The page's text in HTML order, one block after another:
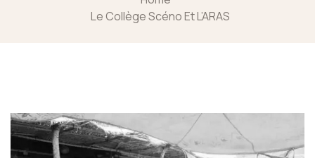
Le Collège Scéno Et L’ARAS